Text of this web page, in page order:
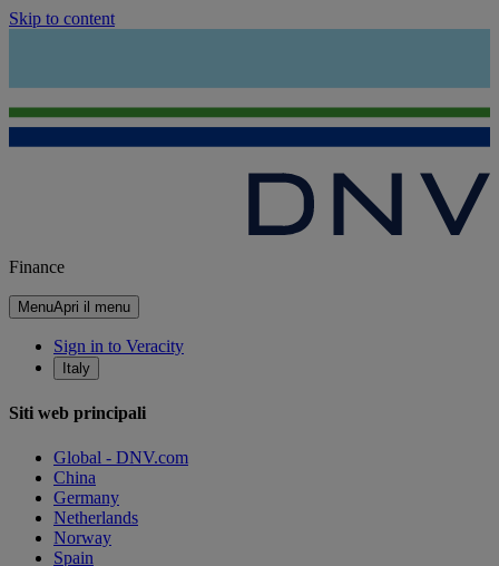
Skip to content
Finance
MenuApri il menu
Sign in to Veracity
Italy
Siti web principali
Global - DNV.com
China
Germany
Netherlands
Norway
Spain